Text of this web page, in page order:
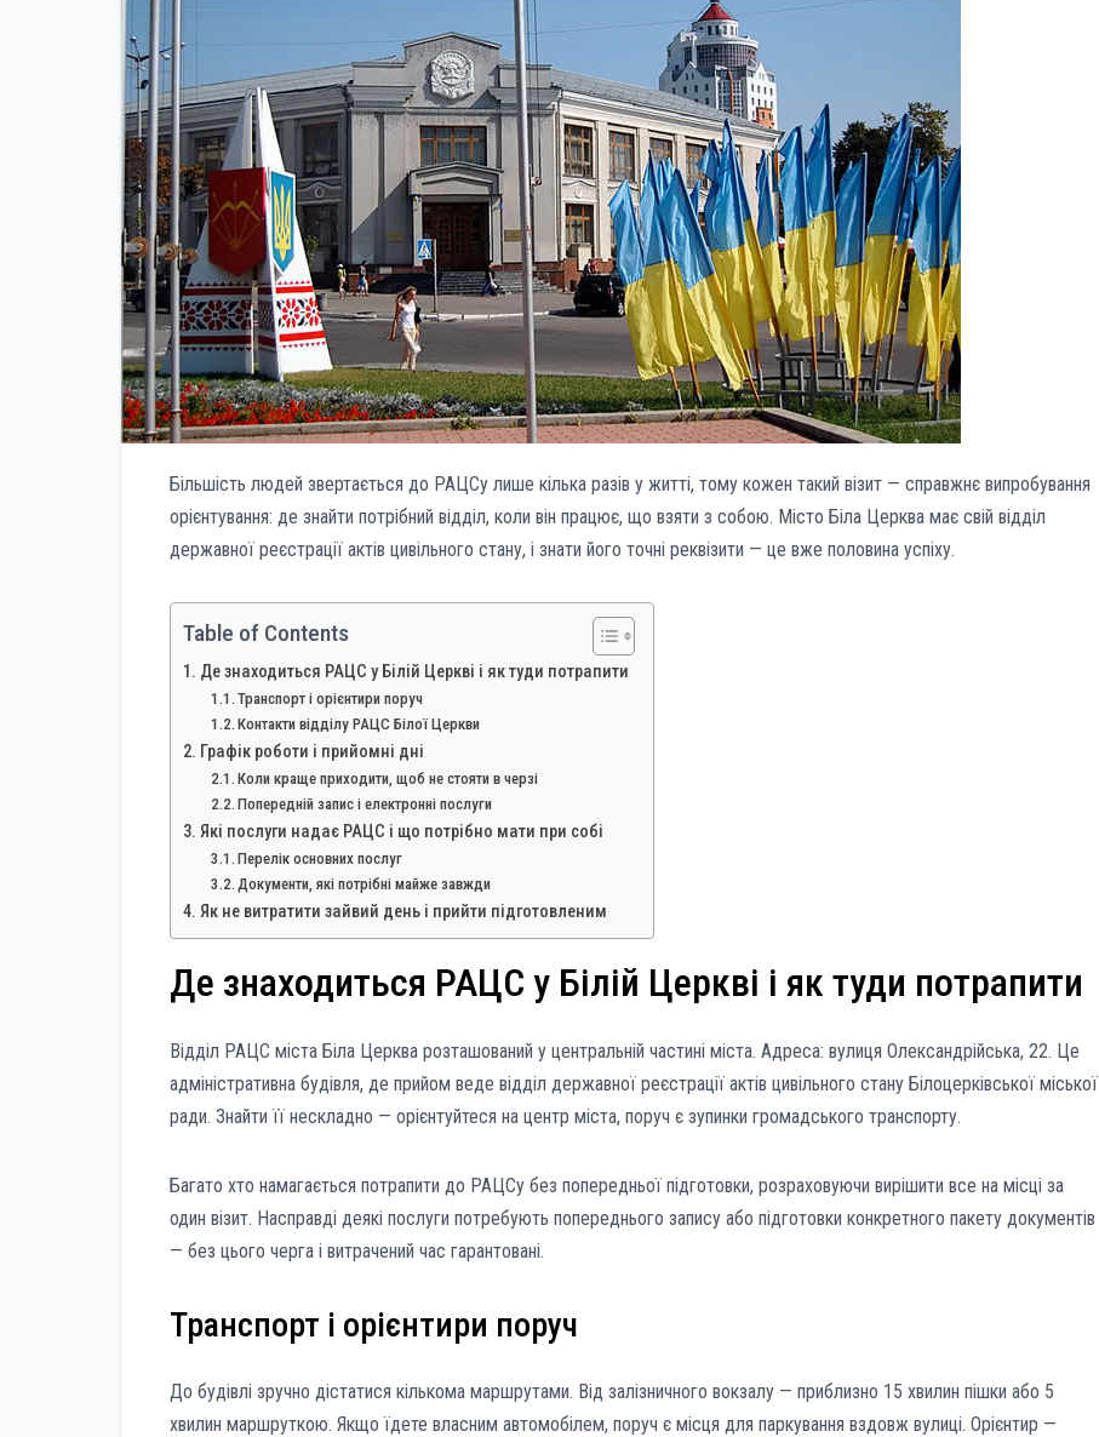
Більшість людей звертається до РАЦСу лише кілька разів у житті, тому кожен такий візит — справжнє випробування
орієнтування: де знайти потрібний відділ, коли він працює, що взяти з собою. Місто Біла Церква має свій відділ
державної реєстрації актів цивільного стану, і знати його точні реквізити — це вже половина успіху.
Table of Contents
Де знаходиться РАЦС у Білій Церкві і як туди потрапити
Транспорт і орієнтири поруч
Контакти відділу РАЦС Білої Церкви
Графік роботи і прийомні дні
Коли краще приходити, щоб не стояти в черзі
Попередній запис і електронні послуги
Які послуги надає РАЦС і що потрібно мати при собі
Перелік основних послуг
Документи, які потрібні майже завжди
Як не витратити зайвий день і прийти підготовленим
Де знаходиться РАЦС у Білій Церкві і як туди потрапити
Відділ РАЦС міста Біла Церква розташований у центральній частині міста. Адреса: вулиця Олександрійська, 22. Це
адміністративна будівля, де прийом веде відділ державної реєстрації актів цивільного стану Білоцерківської міської
ради. Знайти її нескладно — орієнтуйтеся на центр міста, поруч є зупинки громадського транспорту.
Багато хто намагається потрапити до РАЦСу без попередньої підготовки, розраховуючи вирішити все на місці за
один візит. Насправді деякі послуги потребують попереднього запису або підготовки конкретного пакету документів
— без цього черга і витрачений час гарантовані.
Транспорт і орієнтири поруч
До будівлі зручно дістатися кількома маршрутами. Від залізничного вокзалу — приблизно 15 хвилин пішки або 5
хвилин маршруткою. Якщо їдете власним автомобілем, поруч є місця для паркування вздовж вулиці. Орієнтир —